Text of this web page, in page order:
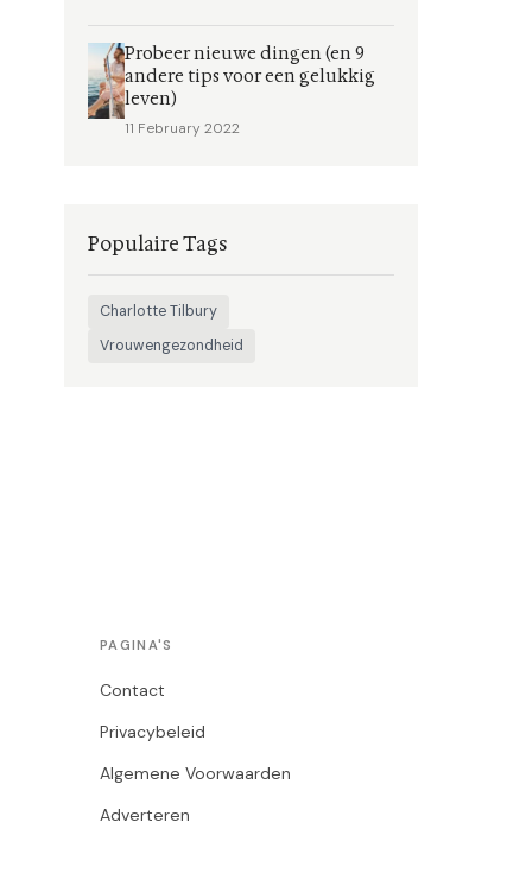
Probeer nieuwe dingen (en 9
andere tips voor een gelukkig
leven)
11 February 2022
Populaire Tags
Charlotte Tilbury
Vrouwengezondheid
PAGINA'S
Contact
Privacybeleid
Algemene Voorwaarden
Adverteren